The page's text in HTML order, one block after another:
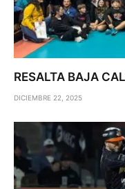
RESALTA BAJA
DICIEMBRE 22, 2025